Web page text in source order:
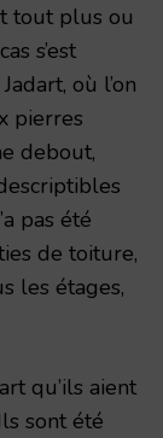
tout plus ou
s’est
où l’on
pierres
debout,
pas été
de toiture,
les étages,
qu’ils aient
sont été